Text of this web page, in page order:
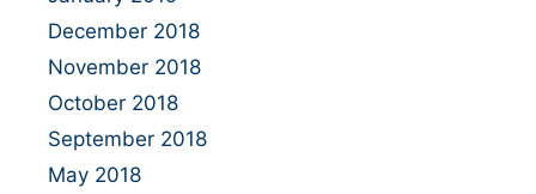
December 2018
November 2018
October 2018
September 2018
May 2018